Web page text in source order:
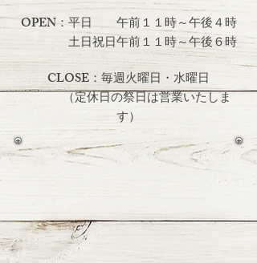
OPEN：平日 午前１１時～午後４時
土日祝日午前１１時～午後６時
CLOSE：毎週火曜日・水曜日
（定休日の祭日は営業いたしま
す）